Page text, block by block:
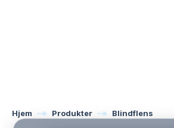
Hjem Produkter Blindflens